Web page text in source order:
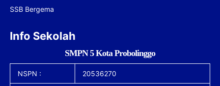
SSB Bergema
Info Sekolah
SMPN 5 Kota Probolinggo
NSPN : 20536270